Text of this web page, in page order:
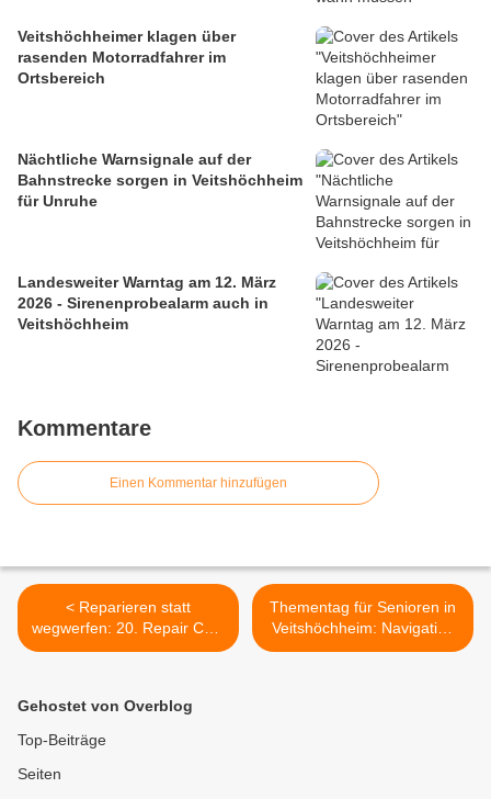
Veitshöchheimer klagen über
rasenden Motorradfahrer im
Ortsbereich
Nächtliche Warnsignale auf der
Bahnstrecke sorgen in Veitshöchheim
für Unruhe
Landesweiter Warntag am 12. März
2026 - Sirenenprobealarm auch in
Veitshöchheim
Kommentare
Einen Kommentar hinzufügen
< Reparieren statt
wegwerfen: 20. Repair Café
in Veitshöchheim mit starker
Thementag für Senioren in
Veitshöchheim: Navigation
mit Komoot und Google
Gehostet von Overblog
Top-Beiträge
Seiten